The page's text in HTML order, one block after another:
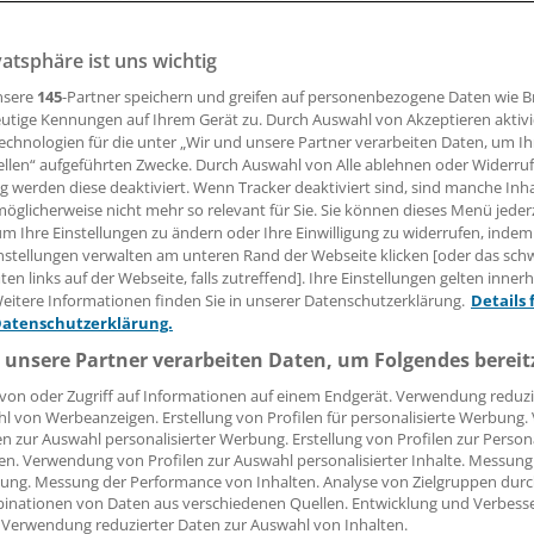
istMoritz Eckertaus Herzberg am Harz digitaler
erläutert er, was Kollegen tun können, um möglichst
zu haben. Und worauf beim
achten ist.
Gerlof
12:30 Uhr
ist uns wichtig
145-Partner speichern und greifen auf personenbezogene Daten wie
Kennungen auf Ihrem Gerät zu. Durch Auswahl von Akzeptieren
für die unter „Wir und unsere Partner verarbeiten Daten, um
aufgeführten Zwecke. Durch Auswahl von Alle ablehnen oder
werden diese deaktiviert. Wenn Tracker deaktiviert sind, sind manche
nicht mehr so relevant für Sie. Sie können dieses Menü
Ihre Einstellungen zu ändern oder Ihre Einwilligung zu widerrufen, indem
verwalten am unteren Rand der Webseite klicken [oder das
links auf der Webseite, falls zutreffend]. Ihre Einstellungen gelten
Informationen finden Sie in unserer Datenschutzerklärung. Details
Partner verarbeiten Daten, um Folgendes
oder Zugriff auf Informationen auf einem Endgerät. Verwendung
von Werbeanzeigen. Erstellung von Profilen für personalisierte
zur Auswahl personalisierter Werbung. Erstellung von Profilen zur
Verwendung von Profilen zur Auswahl personalisierter Inhalte.
Messung der Performance von Inhalten. Analyse von Zielgruppen
von Daten aus verschiedenen Quellen. Entwicklung und
reduzierter Daten zur Auswahl von Inhalten.